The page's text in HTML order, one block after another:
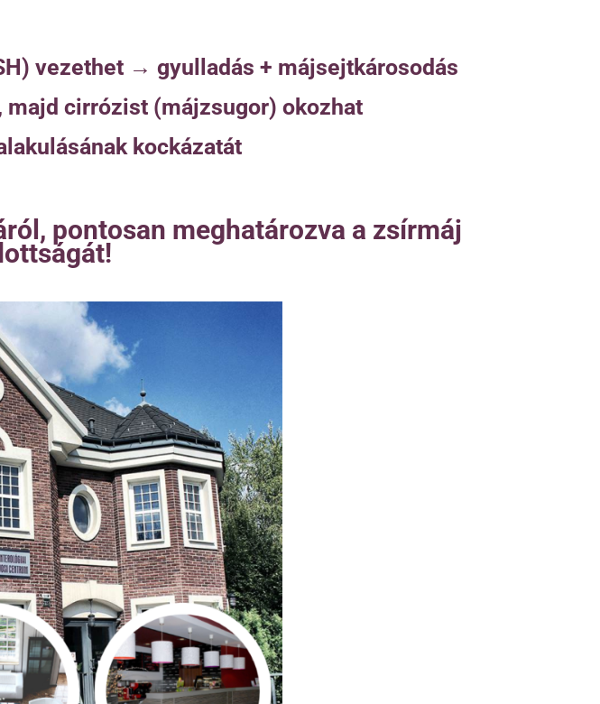
vezethet → gyulladás + májsejtkárosodás
cirrózist (májzsugor) okozhat
kockázatát
pontosan meghatározva a zsírmáj